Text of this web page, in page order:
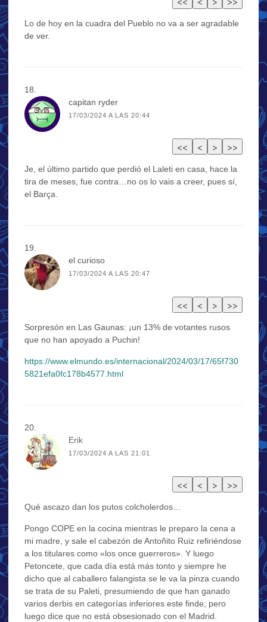
Lo de hoy en la cuadra del Pueblo no va a ser agradable
de ver.
capitan ryder
17/03/2024 A LAS 20:44
Je, el último partido que perdió el Laleti en casa, hace la
tira de meses, fue contra…no os lo vais a creer, pues sí,
el Barça.
el curioso
17/03/2024 A LAS 20:47
Sorpresón en Las Gaunas: ¡un 13% de votantes rusos
que no han apoyado a Puchin!
https://www.elmundo.es/internacional/2024/03/17/65f730
5821efa0fc178b4577.html
Erik
17/03/2024 A LAS 21:01
Qué ascazo dan los putos colcholerdos…
Pongo COPE en la cocina mientras le preparo la cena a
mi madre, y sale el cabezón de Antoñito Ruiz refiriéndose
a los titulares como «los once guerreros». Y luego
Petoncete, que cada día está más tonto y siempre he
dicho que al caballero falangista se le va la pinza cuando
se trata de su Paleti, presumiendo de que han ganado
varios derbis en categorías inferiores este finde; pero
luego dice que no está obsesionado con el Madrid.